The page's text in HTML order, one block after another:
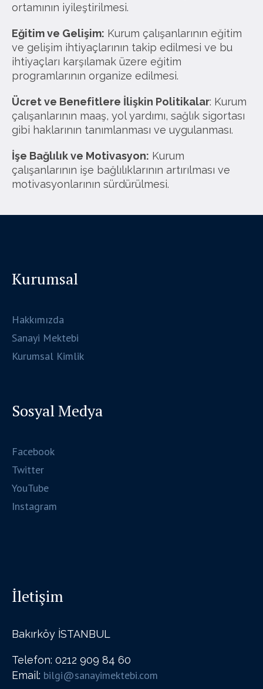
ortamının iyileştirilmesi.
Eğitim ve Gelişim: Kurum çalışanlarının eğitim
ve gelişim ihtiyaçlarının takip edilmesi ve bu
ihtiyaçları karşılamak üzere eğitim
programlarının organize edilmesi.
Ücret ve Benefitlere İlişkin Politikalar: Kurum
çalışanlarının maaş, yol yardımı, sağlık sigortası
gibi haklarının tanımlanması ve uygulanması.
İşe Bağlılık ve Motivasyon: Kurum
çalışanlarının işe bağlılıklarının artırılması ve
motivasyonlarının sürdürülmesi.
Kurumsal
Hakkımızda
Sanayi Mektebi
Kurumsal Kimlik
Sosyal Medya
Facebook
Twitter
YouTube
Instagram
İletişim
Bakırköy İSTANBUL
Telefon: 0212 909 84 60
Email: bilgi@sanayimektebi.com